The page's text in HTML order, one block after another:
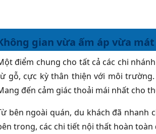
gian vừa ấm áp vừa
điểm chung cho tất cả các chi
gỗ, cực kỳ thân thiện với môi
đến cảm giác thoải mái nhất cho
bên ngoài quán, du khách đã
trong, các chi tiết nội thất hoàn